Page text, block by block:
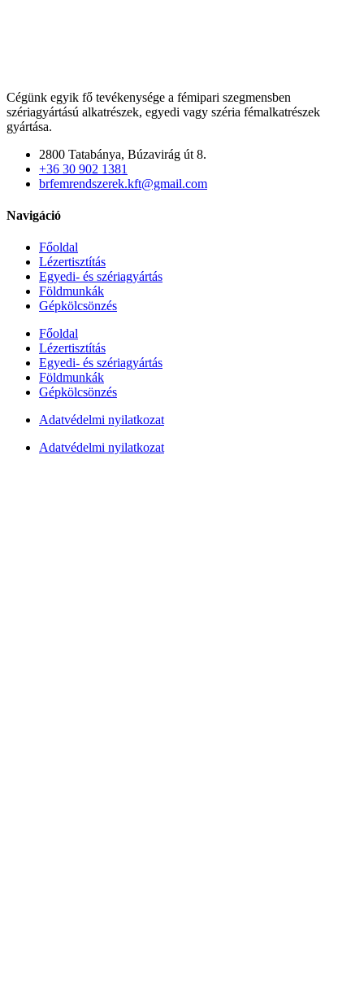
Cégünk egyik fő tevékenysége a fémipari szegmensben
szériagyártású alkatrészek, egyedi vagy széria fémalkatrészek
gyártása.
2800 Tatabánya, Búzavirág út 8.
+36 30 902 1381
brfemrendszerek.kft@gmail.com
Navigáció
Főoldal
Lézertisztítás
Egyedi- és szériagyártás
Földmunkák
Gépkölcsönzés
Főoldal
Lézertisztítás
Egyedi- és szériagyártás
Földmunkák
Gépkölcsönzés
Adatvédelmi nyilatkozat
Adatvédelmi nyilatkozat